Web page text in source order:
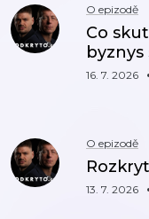
O epizodě
Co
16. 7. 2026
O epizodě
13. 7. 2026